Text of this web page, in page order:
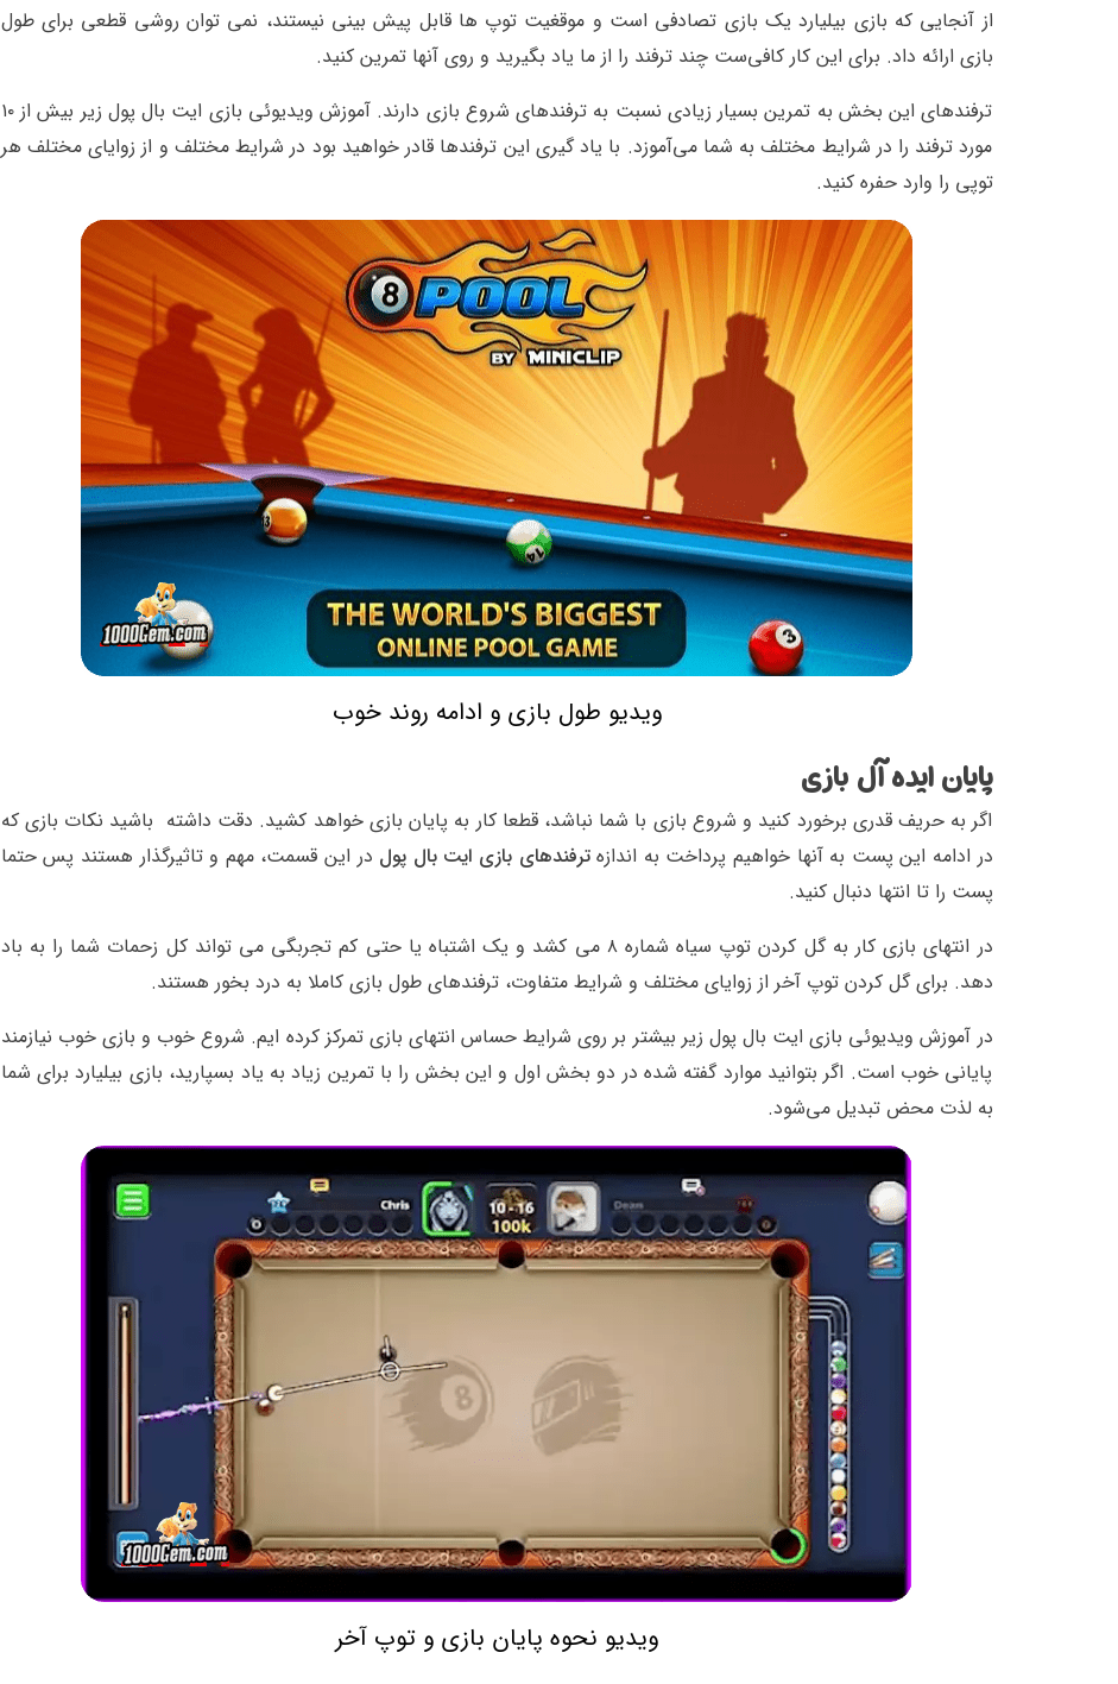
از آنجایی که بازی بیلیارد یک بازی تصادفی است و موقغیت توپ ها قابل پیش بینی نیستند، نمی توان روشی قطعی برای طول
بازی ارائه داد. برای این کار کافی‌ست چند ترفند را از ما یاد بگیرید و روی آنها تمرین کنید.
ترفندهای این بخش به تمرین بسیار زیادی نسبت به ترفندهای شروع بازی دارند. آموزش ویدیوئی بازی ایت بال پول زیر بیش از ۱۰
مورد ترفند را در شرایط مختلف به شما می‌آموزد. با یاد گیری این ترفندها قادر خواهید بود در شرایط مختلف و از زوایای مختلف هر
توپی را وارد حفره کنید.
ویدیو طول بازی و ادامه روند خوب
پایان ایده آل بازی
اگر به حریف قدری برخورد کنید و شروع بازی با شما نباشد، قطعا کار به پایان بازی خواهد کشید. دقت داشته باشید نکات بازی که
در ادامه این پست به آنها خواهیم پرداخت به اندازهترفندهای بازی ایت بال پول در این قسمت، مهم و تاثیرگذار هستند پس حتما
پست را تا انتها دنبال کنید.
در انتهای بازی کار به گل کردن توپ سیاه شماره ۸ می کشد و یک اشتباه یا حتی کم تجربگی می تواند کل زحمات شما را به باد
دهد. برای گل کردن توپ آخر از زوایای مختلف و شرایط متفاوت، ترفندهای طول بازی کاملا به درد بخور هستند.
در آموزش ویدیوئی بازی ایت بال پول زیر بیشتر بر روی شرایط حساس انتهای بازی تمرکز کرده ایم. شروع خوب و بازی خوب نیازمند
پایانی خوب است. اگر بتوانید موارد گفته شده در دو بخش اول و این بخش را با تمرین زیاد به یاد بسپارید، بازی بیلیارد برای شما
به لذت محض تبدیل می‌شود.
ویدیو نحوه پایان بازی و توپ آخر